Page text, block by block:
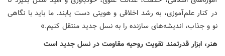
در کنار علم‌آموزی، به رشد اخلاقی و هویتی دست یابند. ما باید با نگاهی
نو و جذاب، اندیشه‌های سازنده را به نسل جدید منتقل کنیم.»
هنر، ابزار قدرتمند تقویت روحیه مقاومت در نسل جدید است